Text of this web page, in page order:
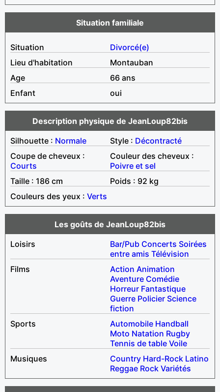
Situation familiale
Situation
Divorcé(e)
Lieu d'habitation
Montauban
Age
66 ans
Enfant
oui
Description physique de JeanLoup82bis
Silhouette : Normale Style : Décontracté
Coupe de cheveux :
Courts
Couleur des cheveux :
Poivre et sel
Taille : 186 cm
Poids : 92 kg
Couleurs des yeux : Verts
Les goûts de JeanLoup82bis
Loisirs
Bar/Pub Concerts Soirées
entre amis Télévision
Films
Action Animation
Aventure Comédie
Horreur Fantastique
Guerre Policier Science
fiction
Sports
Automobile Handball
Moto Natation Rugby
Tennis de table Voile
Musiques
Country Hard-Rock Latino
Reggae Rock Variétés